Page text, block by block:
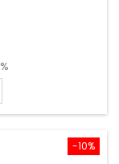
-10%